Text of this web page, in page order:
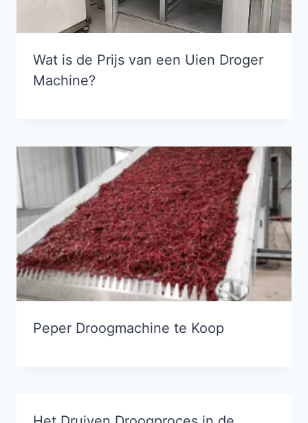
Wat is de Prijs van een Uien Droger
Machine?
Peper Droogmachine te Koop